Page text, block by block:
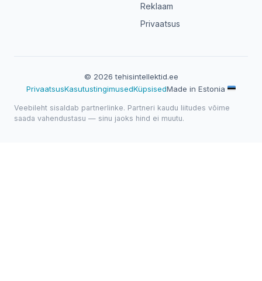
Reklaam
Privaatsus
© 2026 tehisintellektid.ee
PrivaatsusKasutustingimusedKüpsisedMade in Estonia
Veebileht sisaldab partnerlinke. Partneri kaudu liitudes võime
saada vahendustasu — sinu jaoks hind ei muutu.